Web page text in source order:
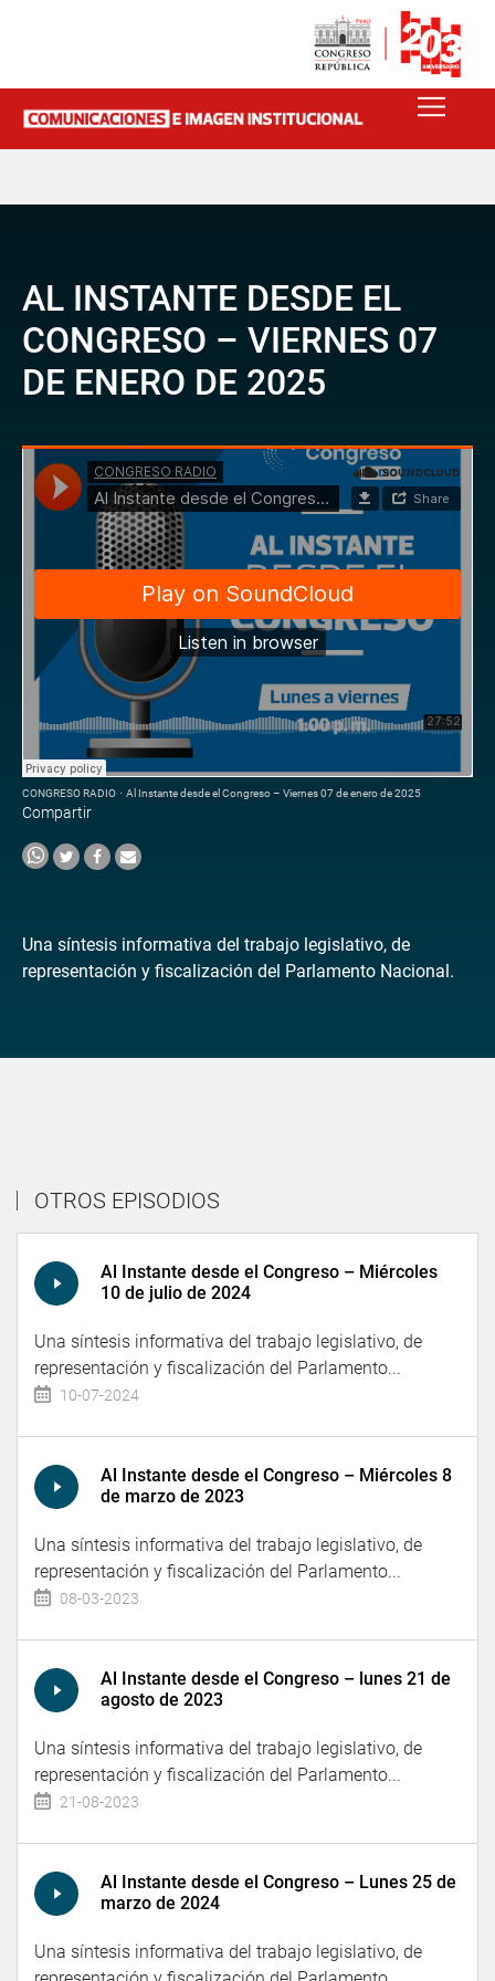
AL INSTANTE DESDE EL
CONGRESO – VIERNES 07
DE ENERO DE 2025
CONGRESO RADIO · Al Instante desde el Congreso – Viernes 07 de enero de 2025
Compartir
Una síntesis informativa del trabajo legislativo, de
representación y fiscalización del Parlamento Nacional.
OTROS EPISODIOS
Al Instante desde el Congreso – Miércoles
10 de julio de 2024
Una síntesis informativa del trabajo legislativo, de
representación y fiscalización del Parlamento...
10-07-2024
Al Instante desde el Congreso – Miércoles 8
de marzo de 2023
Una síntesis informativa del trabajo legislativo, de
representación y fiscalización del Parlamento...
08-03-2023
Al Instante desde el Congreso – lunes 21 de
agosto de 2023
Una síntesis informativa del trabajo legislativo, de
representación y fiscalización del Parlamento...
21-08-2023
Al Instante desde el Congreso – Lunes 25 de
marzo de 2024
Una síntesis informativa del trabajo legislativo, de